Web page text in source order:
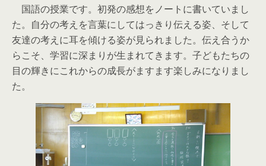
国語の授業です。初発の感想をノートに書いていまし
た。自分の考えを言葉にしてはっきり伝える姿、そして
友達の考えに耳を傾ける姿が見られました。伝え合うか
らこそ、学習に深まりが生まれてきます。子どもたちの
目の輝きにこれからの成長がますます楽しみになりまし
た。